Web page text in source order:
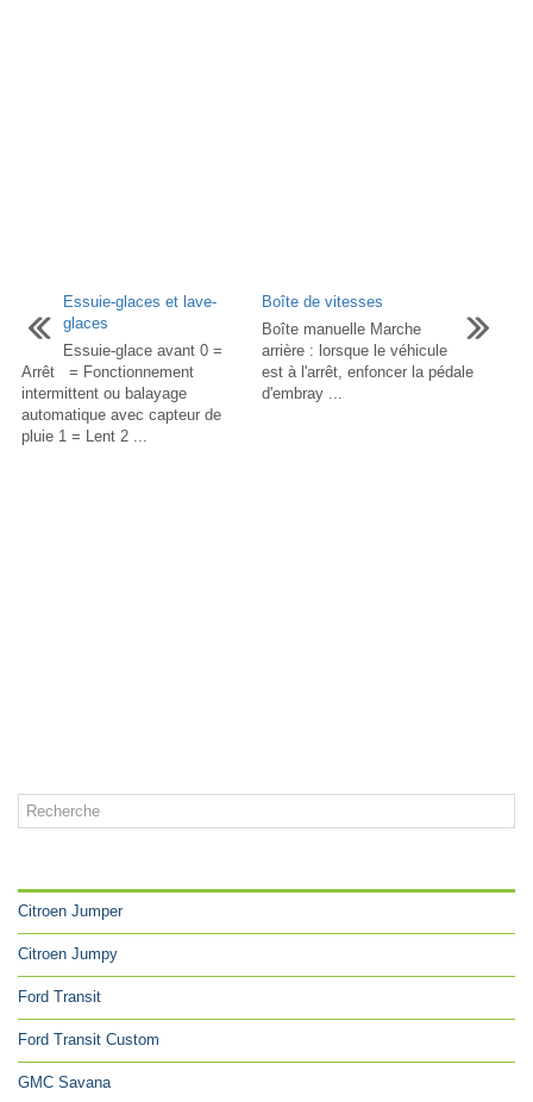
Essuie-glaces et lave-
glaces
Essuie-glace avant 0 =
Arrêt = Fonctionnement
intermittent ou balayage
automatique avec capteur de
pluie 1 = Lent 2 ...
Boîte de vitesses
Boîte manuelle Marche
arrière : lorsque le véhicule
est à l'arrêt, enfoncer la pédale
d'embray ...
Citroen Jumper
Citroen Jumpy
Ford Transit
Ford Transit Custom
GMC Savana